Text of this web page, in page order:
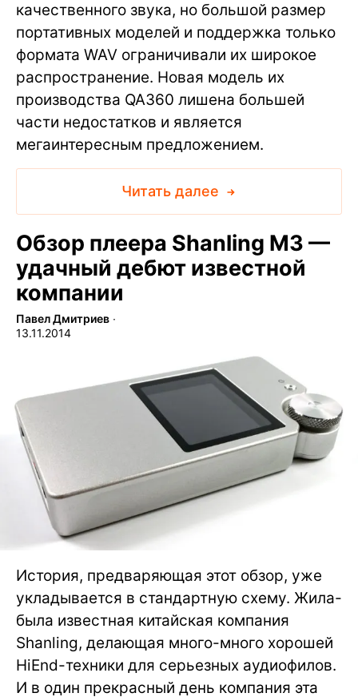
качественного звука, но большой размер
портативных моделей и поддержка только
формата WAV ограничивали их широкое
распространение. Новая модель их
производства QA360 лишена большей
части недостатков и является
мегаинтересным предложением.
Читать далее
Обзор плеера Shanling M3 —
удачный дебют известной
компании
Павел Дмитриев ∙
13.11.2014
История, предваряющая этот обзор, уже
укладывается в стандартную схему. Жила-
была известная китайская компания
Shanling, делающая много-много хорошей
HiEnd-техники для серьезных аудиофилов.
И в один прекрасный день компания эта